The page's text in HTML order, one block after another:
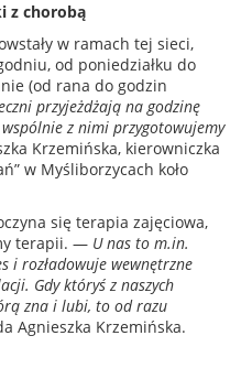
z chorobą
w ramach tej sieci,
od poniedziałku do
(od rana do godzin
przyjeżdżają na godzinę
z nimi przygotowujemy
Krzemińska, kierowniczka
w Myśliborzycach koło
się terapia zajęciowa,
terapii. — U nas to m.in.
i rozładowuje wewnętrzne
Gdy któryś z naszych
zna i lubi, to od razu
Agnieszka Krzemińska.